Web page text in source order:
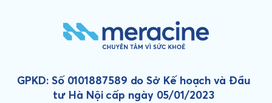
GPKD: Số 0101887589 do Sở Kế hoạch và Đầu
tư Hà Nội cấp ngày 05/01/2023